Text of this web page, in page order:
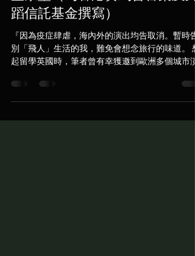
聖家堂（為香港賽馬會音樂及舞
蹈信託基金撰寫）
『因為疫症肆虐，海內外的演出均告取消。暫時告
別「飛人」生活的我，難免會想念旅行的味道。 想
出。「萬綠叢中一點紅」，巴塞隆拿的聖家堂